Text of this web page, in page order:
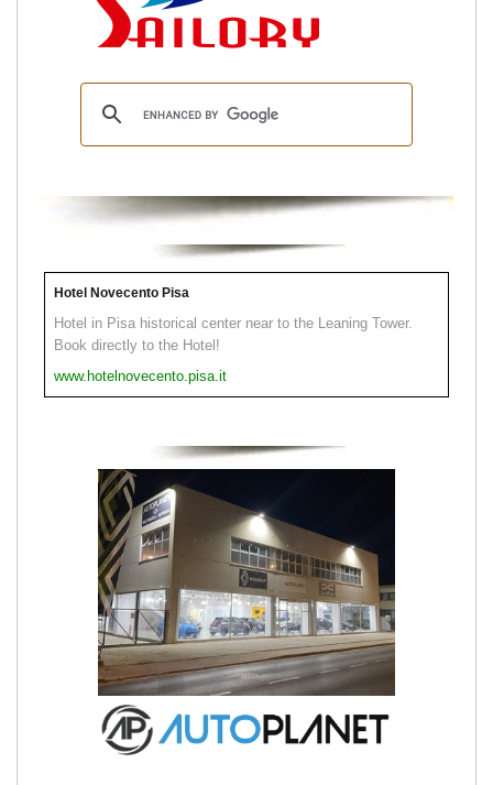
Hotel Novecento Pisa
Hotel in Pisa historical center near to the Leaning Tower.
Book directly to the Hotel!
www.hotelnovecento.pisa.it